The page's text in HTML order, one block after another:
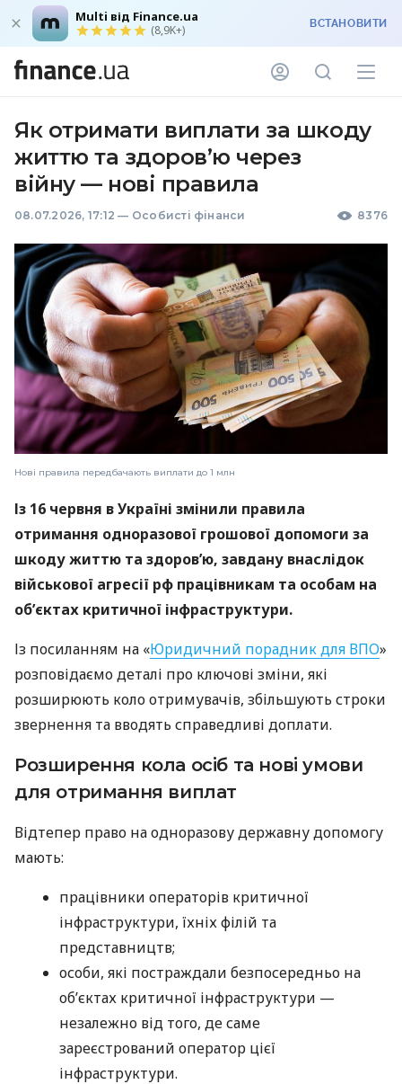
Multi від Finance.ua
(8,9K+) ВСТАНОВИТИ
Як отримати виплати за шкоду
життю та здоров’ю через
війну — нові правила
08.07.2026, 17:12 — Особисті фінанси 8376
Нові правила передбачають виплати до 1 млн
Із 16 червня в Україні змінили правила
отримання одноразової грошової допомоги за
шкоду життю та здоров’ю, завдану внаслідок
військової агресії рф працівникам та особам на
об’єктах критичної інфраструктури.
Із посиланням на «Юридичний порадник для ВПО»
розповідаємо деталі про ключові зміни, які
розширюють коло отримувачів, збільшують строки
звернення та вводять справедливі доплати.
Розширення кола осіб та нові умови
для отримання виплат
Відтепер право на одноразову державну допомогу
мають:
працівники операторів критичної
інфраструктури, їхніх філій та
представництв;
особи, які постраждали безпосередньо на
об’єктах критичної інфраструктури —
незалежно від того, де саме
зареєстрований оператор цієї
інфраструктури.